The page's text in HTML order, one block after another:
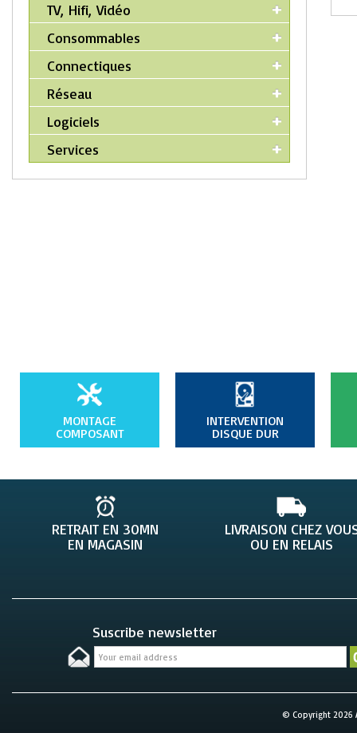
TV, Hifi, Vidéo
Consommables
Connectiques
Réseau
Logiciels
Services
MONTAGE
COMPOSANT
INTERVENTION
DISQUE DUR
RETRAIT EN 30MN
EN MAGASIN
LIVRAISON CHEZ
OU EN RELAIS
Suscribe newsletter
© Copyright 2026